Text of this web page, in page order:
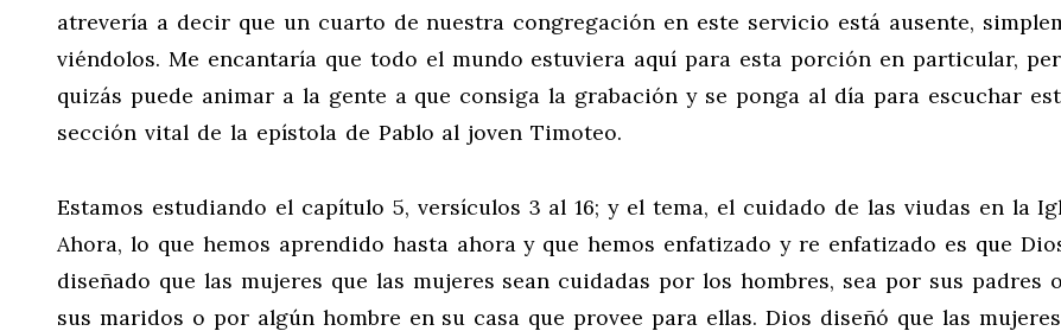
atrevería a decir que un cuarto de nuestra congregación en este servicio está ausente,
viéndolos. Me encantaría que todo el mundo estuviera aquí para esta porción en particular,
quizás puede animar a la gente a que consiga la grabación y se ponga al día para escuchar
sección vital de la epístola de Pablo al joven Timoteo.
Estamos estudiando el capítulo 5, versículos 3 al 16; y el tema, el cuidado de las viudas en la
Ahora, lo que hemos aprendido hasta ahora y que hemos enfatizado y re enfatizado es que
diseñado que las mujeres que las mujeres sean cuidadas por los hombres, sea por sus padres
sus maridos o por algún hombre en su casa que provee para ellas. Dios diseñó que las